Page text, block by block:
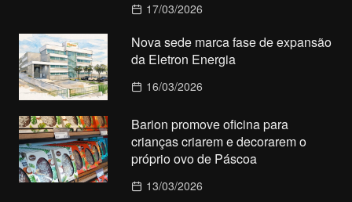
17/03/2026
Nova sede marca fase de expansão
da Eletron Energia
16/03/2026
Barion promove oficina para
crianças criarem e decorarem o
próprio ovo de Páscoa
13/03/2026